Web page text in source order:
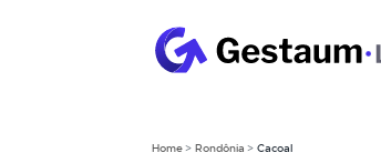
Home Rondônia Cacoal